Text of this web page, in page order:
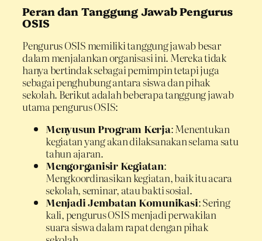
Peran dan Tanggung Jawab Pengurus
OSIS
Pengurus OSIS memiliki tanggung jawab besar
dalam menjalankan organisasi ini. Mereka tidak
hanya bertindak sebagai pemimpin tetapi juga
sebagai penghubung antara siswa dan pihak
sekolah. Berikut adalah beberapa tanggung jawab
utama pengurus OSIS:
Menyusun Program Kerja: Menentukan
kegiatan yang akan dilaksanakan selama satu
tahun ajaran.
Mengorganisir Kegiatan:
Mengkoordinasikan kegiatan, baik itu acara
sekolah, seminar, atau bakti sosial.
Menjadi Jembatan Komunikasi: Sering
kali, pengurus OSIS menjadi perwakilan
suara siswa dalam rapat dengan pihak